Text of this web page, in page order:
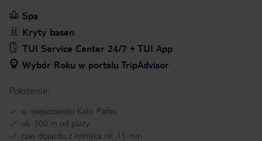
Spa
Kryty basen
TUI Service Center 24/7 + TUI App
Wybór Roku w portalu TripAdvisor
Położenie:
w miejscowości Kato Pafos
ok. 300 m od plaży
czas dojazdu z lotniska ok. 15 min